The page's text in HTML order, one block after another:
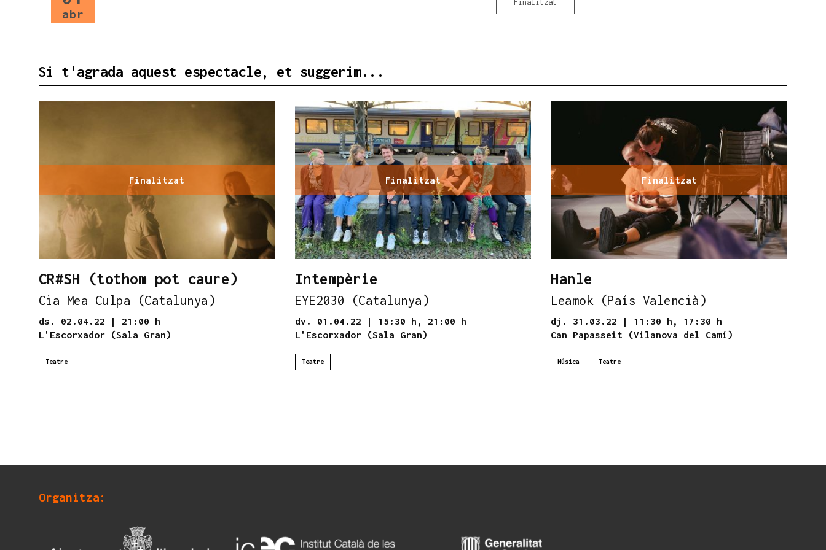
abr
Finalitzat
Si t'agrada aquest espectacle, et suggerim...
Finalitzat
CR#SH (tothom pot caure)
Cia Mea Culpa (Catalunya)
ds. 02.04.22 | 21:00 h
L'Escorxador (Sala Gran)
Teatre
Finalitzat
Intempèrie
EYE2030 (Catalunya)
dv. 01.04.22 | 15:30 h,
21:00 h
L'Escorxador (Sala Gran)
Teatre
Finalitzat
Hanle
Leamok (País Valencià)
dj. 31.03.22 | 11:30 h,
17:30 h
Can Papasseit (Vilanova del Camí)
Música Teatre
Organitza: